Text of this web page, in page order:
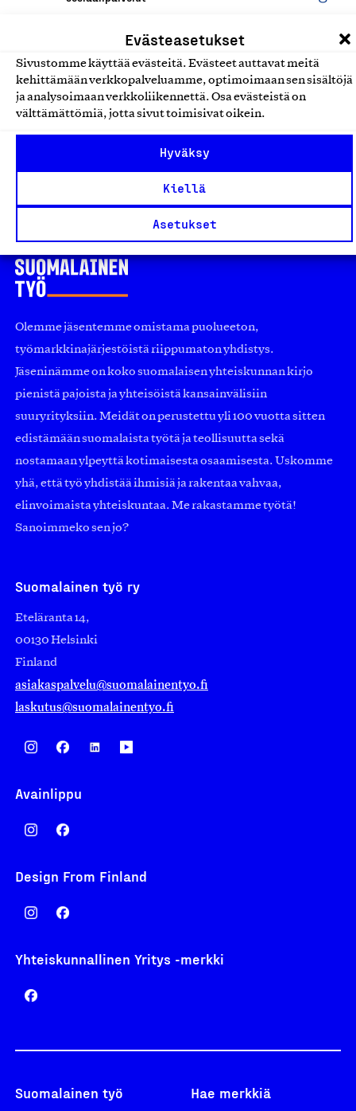
Evästeasetukset
Sivustomme käyttää evästeitä. Evästeet auttavat meitä
kehittämään verkkopalveluamme, optimoimaan sen sisältöjä
ja analysoimaan verkkoliikennettä. Osa evästeistä on
välttämättömiä, jotta sivut toimisivat oikein.
Hyväksy
Kiellä
Asetukset
Yrjö ja Hanna Kodit -
Asumispalvelut ikäihmisille ja
muille erityisryhmille
Yrjö ja Hanna -säätiö sr, Palvelu
Hoiva-, asumis-, kuntoutus- ja
Olemme jäsentemme omistama puolueeton,
työmarkkinajärjestöistä riippumaton yhdistys.
Jäseninämme on koko suomalaisen yhteiskunnan kirjo
pienistä pajoista ja yhteisöistä kansainvälisiin
suuryrityksiin. Meidät on perustettu yli 100 vuotta sitten
edistämään suomalaista työtä ja teollisuutta sekä
nostamaan ylpeyttä kotimaisesta osaamisesta. Uskomme
yhä, että työ yhdistää ihmisiä ja rakentaa vahvaa,
elinvoimaista yhteiskuntaa. Me rakastamme työtä!
Sanoimmeko sen jo?
Suomalainen työ ry
Eteläranta 14,
00130 Helsinki
Finland
asiakaspalvelu@suomalainentyo.fi
laskutus@suomalainentyo.fi
Avainlippu
Design From Finland
Yhteiskunnallinen Yritys -merkki
Suomalainen työ Hae merkkiä